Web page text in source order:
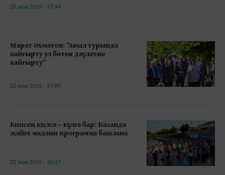
25 мая 2026 - 17:44
Марат Әхмәтов: “Авыл турында
кайгырту ул бөтен дәүләтне
кайгырту”
25 мая 2026 - 17:09
Биисең килсә – күлгә бар: Казанда
җәйге мәдәни программа башлана
25 мая 2026 - 16:17